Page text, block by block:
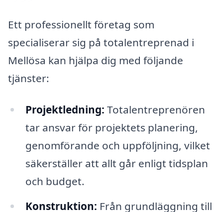
Ett professionellt företag som
specialiserar sig på totalentreprenad i
Mellösa kan hjälpa dig med följande
tjänster:
Projektledning: Totalentreprenören
tar ansvar för projektets planering,
genomförande och uppföljning, vilket
säkerställer att allt går enligt tidsplan
och budget.
Konstruktion: Från grundläggning till